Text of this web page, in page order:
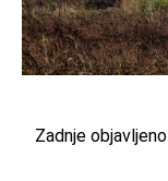
Zadnje objavljeno